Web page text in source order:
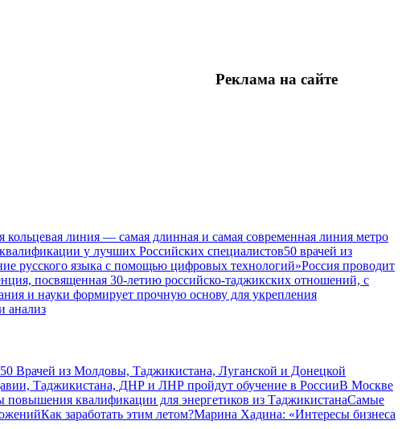
Реклама на сайте
кольцевая линия — самая длинная и самая современная линия метро
у лучших Российских специалистов50 врачей из
русского языка с помощью цифровых технологий»Россия проводит
посвященная 30-летию российско-таджикских отношений, с
и науки формирует прочную основу для укрепления
анализ
50 Врачей из Молдовы, Таджикистана, Луганской и Донецкой
Таджикистана, ДНР и ЛНР пройдут обучение в РоссииВ Москве
повышения квалификации для энергетиков из ТаджикистанаСамые
Как заработать этим летом?Марина Хадина: «Интересы бизнеса